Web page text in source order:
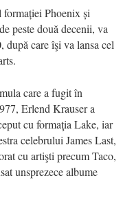
Phoenix și
peste două decenii, va
după care îşi va lansa cel
care a fugit în
Erlend Krauser a
cu formaţia Lake, iar
celebrului James Last,
cu artişti precum Taco,
unsprezece albume